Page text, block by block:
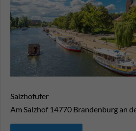
Salzhofufer
Am Salzhof 14770 Brandenburg an